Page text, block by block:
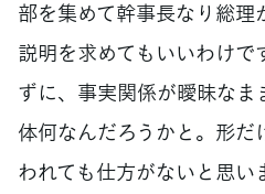
部を集めて幹事長なり総理
説明を求めてもいいわけで
ずに、事実関係が曖昧な
体何なんだろうかと。形
われても仕方がないと思い